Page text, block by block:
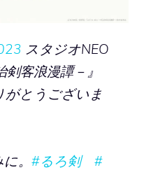
スタジオNEO
剣客浪漫譚－』
がとうございま
。 #るろ剣
#